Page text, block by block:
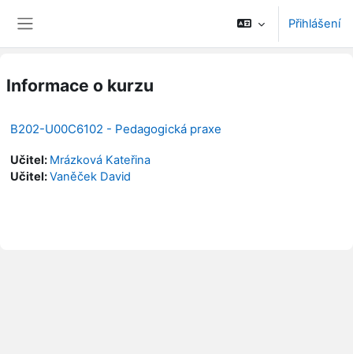
Přihlášení
Informace o kurzu
B202-U00C6102 - Pedagogická praxe
Učitel: Mrázková Kateřina
Učitel:Vaněček David